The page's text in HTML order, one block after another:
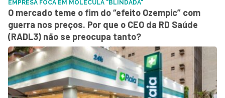
EMPRESA FOCA EM MOLÉCULA "BLINDADA"
O mercado teme o fim do “efeito Ozempic” com
guerra nos preços. Por que o CEO da RD Saúde
(RADL3) não se preocupa tanto?